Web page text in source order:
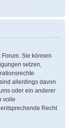
Sie können
setzen,
allerdings davon
oder ein anderer
volle
Recht